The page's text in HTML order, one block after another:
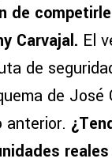
de
Carvajal. El
de
de José
anterior.